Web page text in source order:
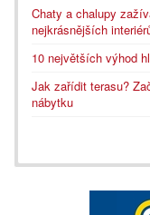
Chaty a chalupy
nejkrásnějších
10 největších výhod
Jak zařídit terasu?
nábytku